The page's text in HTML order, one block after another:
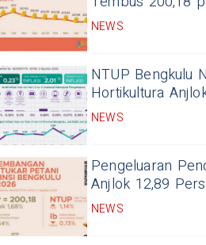
NEWS
NTUP Bengkulu
Hortikultura
NEWS
Pengeluaran
Anjlok 12,89
NEWS